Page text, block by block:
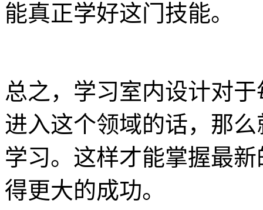
能真正学好这门技能。
总之，学习室内设计对
进入这个领域的话，那
学习。这样才能掌握最
得更大的成功。